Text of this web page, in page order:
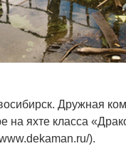
Дружная
на яхте класса
).